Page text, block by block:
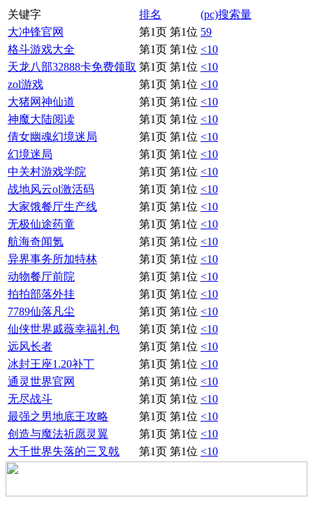
关键字 排名
(pc)搜索量
大冲锋官网
第1页 第1位 59
格斗游戏大全
第1页 第1位 <10
天龙八部32888卡免费领取 第1页 第1位 <10
zol游戏
第1页 第1位 <10
大猪网神仙道
第1页 第1位 <10
神魔大陆阅读
第1页 第1位 <10
倩女幽魂幻境迷局
第1页 第1位 <10
幻境迷局
第1页 第1位 <10
中关村游戏学院
第1页 第1位 <10
战地风云ol激活码
第1页 第1位 <10
大家饿餐厅生产线
第1页 第1位 <10
无极仙途药童
第1页 第1位 <10
航海奇闻氪
第1页 第1位 <10
异界事务所加特林
第1页 第1位 <10
动物餐厅前院
第1页 第1位 <10
拍拍部落外挂
第1页 第1位 <10
7789仙落凡尘
第1页 第1位 <10
仙侠世界戚薇幸福礼包
第1页 第1位 <10
远风长者
第1页 第1位 <10
冰封王座1.20补丁
第1页 第1位 <10
通灵世界官网
第1页 第1位 <10
无尽战斗
第1页 第1位 <10
最强之男地底王攻略
第1页 第1位 <10
创造与魔法祈愿灵翼
第1页 第1位 <10
大千世界失落的三叉戟
第1页 第1位 <10